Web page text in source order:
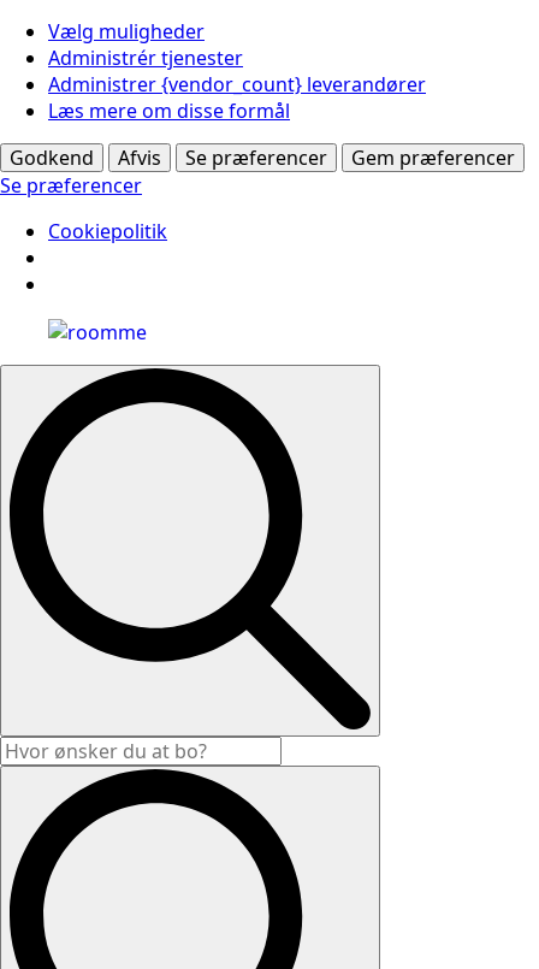
Vælg muligheder
Administrér tjenester
Administrer {vendor_count} leverandører
Læs mere om disse formål
Godkend
Afvis Se præferencer
Gem præferencer
Se præferencer
Cookiepolitik
Search